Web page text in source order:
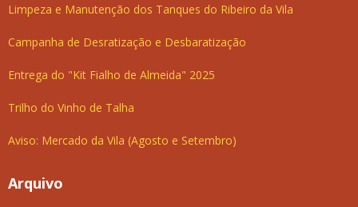
Limpeza e Manutenção dos Tanques do Ribeiro da Vila
Campanha de Desratização e Desbaratização
Entrega do "Kit Fialho de Almeida" 2025
Trilho do Vinho de Talha
Aviso: Mercado da Vila (Agosto e Setembro)
Arquivo